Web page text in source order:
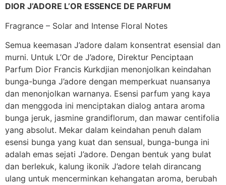
DIOR J’ADORE L’OR ESSENCE DE PARFUM
Fragrance – Solar and Intense Floral Notes
Semua keemasan J’adore dalam konsentrat esensial dan
murni. Untuk L’Or de J’adore, Direktur Penciptaan
Parfum Dior Francis Kurkdjian menonjolkan keindahan
bunga-bunga J’adore dengan memperkuat nuansanya
dan menonjolkan warnanya. Esensi parfum yang kaya
dan menggoda ini menciptakan dialog antara aroma
bunga jeruk, jasmine grandiflorum, dan mawar centifolia
yang absolut. Mekar dalam keindahan penuh dalam
esensi bunga yang kuat dan sensual, bunga-bunga ini
adalah emas sejati J’adore. Dengan bentuk yang bulat
dan berlekuk, kalung ikonik J’adore telah dirancang
ulang untuk mencerminkan kehangatan aroma, berubah